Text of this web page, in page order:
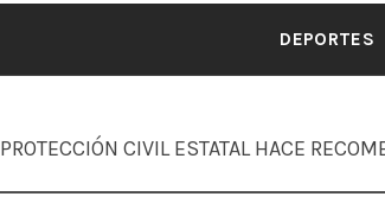
DEPORTES
PROTECCIÓN CIVIL ESTATAL HACE